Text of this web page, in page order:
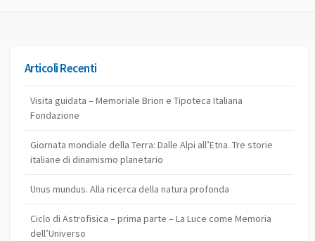
Articoli Recenti
Visita guidata – Memoriale Brion e Tipoteca Italiana
Fondazione
Giornata mondiale della Terra: Dalle Alpi all’Etna. Tre storie
italiane di dinamismo planetario
Unus mundus. Alla ricerca della natura profonda
Ciclo di Astrofisica – prima parte – La Luce come Memoria
dell’Universo